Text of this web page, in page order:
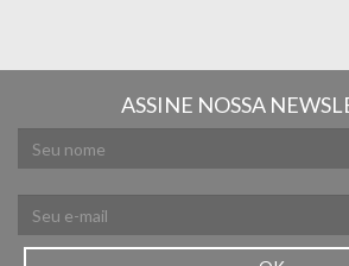
ASSINE NOSSA